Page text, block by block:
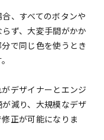
、すべてのボタンや
ず、大変手間がかか
で同じ色を使うとき
デザイナーとエンジ
減り、大規模なデザ
正が可能になりま